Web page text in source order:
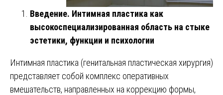
Введение. Интимная пластика как
высокоспециализированная область на стыке
эстетики, функции и психологии
Интимная пластика (генитальная пластическая хирургия)
представляет собой комплекс оперативных
вмешательств, направленных на коррекцию формы,